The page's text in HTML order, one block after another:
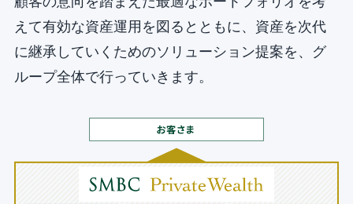
えて有効な資産運用を図るとともに、資産を次代
に継承していくためのソリューション提案を、グ
ループ全体で行っていきます。